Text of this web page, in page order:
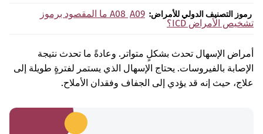
رموز التصنيف الدولي للأمراض: A08 A09
ما المقصود برموز
تشخيص الأمراض ICD؟
أمراض الإسهال تحدث بشكلٍ متواتر. وعادةً ما تحدث نتيجة
الإصابة بالفيروسات. يحتاج الإسهال الذي يستمر لفترةٍ طويلة إلى
علاج، حيث إنه قد يؤدي إلى الجفاف وفقدان الأملاح.